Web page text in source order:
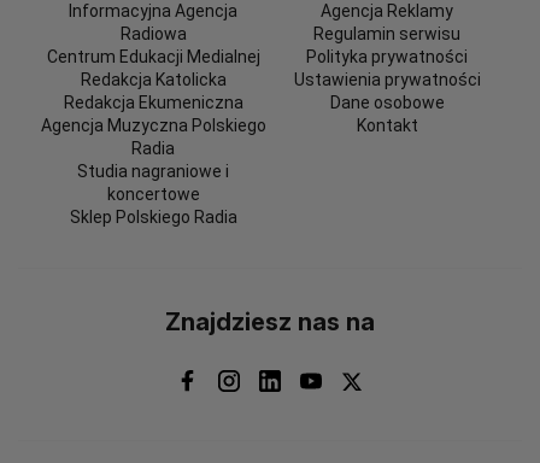
Informacyjna Agencja
Radiowa
Centrum Edukacji Medialnej
Redakcja Katolicka
Redakcja Ekumeniczna
Agencja Muzyczna Polskiego
Radia
Studia nagraniowe i
koncertowe
Sklep Polskiego Radia
Agencja Reklamy
Regulamin serwisu
Polityka prywatności
Ustawienia prywatności
Dane osobowe
Kontakt
Znajdziesz nas na